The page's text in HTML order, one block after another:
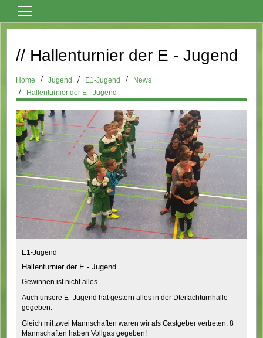
Vereinsnews
Tanzsport
Billard
Über den Verein
Sportheim Mieten
Kontaktformular
Formulare
Bilder
Terminkalender
// Hallenturnier der E - Jugend
Home Jugend E1-Jugend
News
Hallenturnier der E - Jugend
E1-Jugend
Hallenturnier der E - Jugend
Gewinnen ist nicht alles
Auch unsere E- Jugend hat gestern alles in der Dteifachturnhalle
gegeben.
Gleich mit zwei Mannschaften waren wir als Gastgeber vertreten. 8
Mannschaften haben Vollgas gegeben!